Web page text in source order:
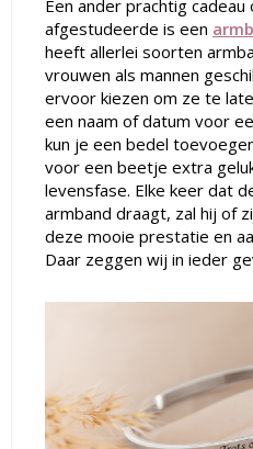
Een ander prachtig
afgestudeerde is een
heeft allerlei soorten
vrouwen als mannen
ervoor kiezen om ze te
een naam of datum voor
kun je een bedel
voor een beetje extra
levensfase. Elke keer dat
armband draagt, zal hij of
deze mooie prestatie en
Daar zeggen wij in ieder